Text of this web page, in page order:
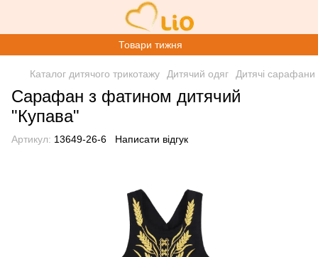
Товари тижня
Каталог дитячого трикотажу Дитячий одяг Дитячі сарафани
Сарафан з фатином дитячий
"Купава"
Артикул: 13649-26-6 Написати відгук